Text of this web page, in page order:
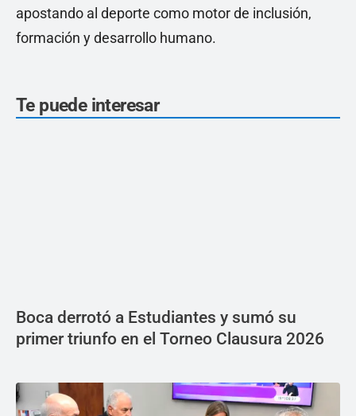
apostando al deporte como motor de inclusión,
formación y desarrollo humano.
Te puede interesar
Boca derrotó a Estudiantes y sumó su
primer triunfo en el Torneo Clausura 2026